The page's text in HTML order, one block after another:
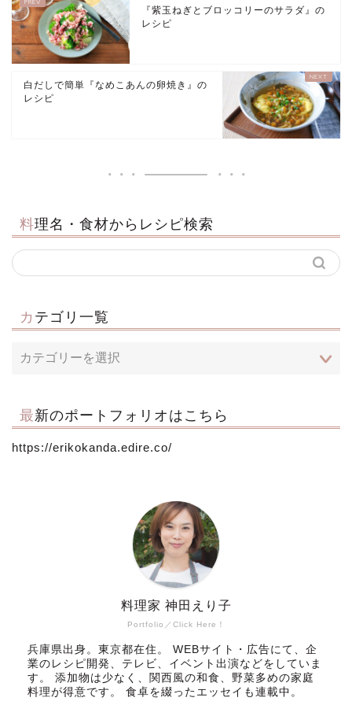
『紫玉ねぎとブロッコリーのサラダ』の
レシピ
白だしで簡単『なめこあんの卵焼き』の
レシピ
料理名・食材からレシピ検索
カテゴリ一覧
最新のポートフォリオはこちら
https://erikokanda.edire.co/
Portfolio／Click Here！
料理家 神田えり子
兵庫県出身。東京都在住。 WEBサイト・広告にて、企
業のレシピ開発、テレビ、イベント出演などをしていま
す。 添加物は少なく、関西風の和食、野菜多めの家庭
料理が得意です。 食卓を綴ったエッセイも連載中。